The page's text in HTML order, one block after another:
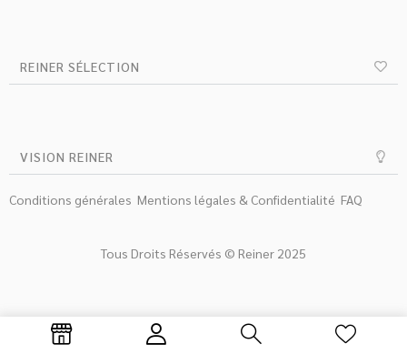
REINER SÉLECTION
VISION REINER
Conditions générales Mentions légales & Confidentialité FAQ
Tous Droits Réservés © Reiner 2025